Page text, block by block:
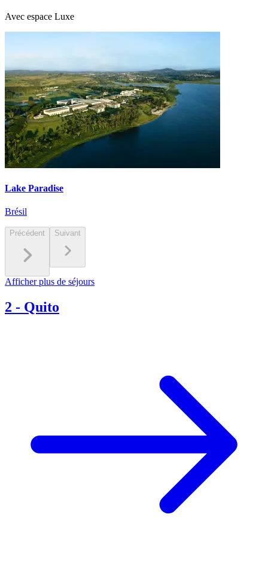
Avec espace Luxe
Lake Paradise
Brésil
Précédent Suivant
Afficher plus de séjours
2 - Quito